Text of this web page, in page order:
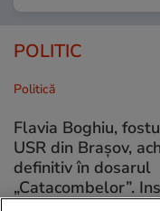
POLITIC
Politică
Flavia Boghiu,
USR din Brașov,
definitiv în dosarul
„Catacombelor”.